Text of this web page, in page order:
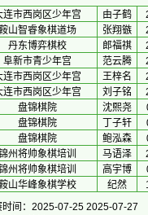
连市西岗区少年宫 由子鹤
山智睿象棋道场 张翔镞
丹东博弈棋校 郎福祺
阜新市青少年宫 范云腾
连市西岗区少年宫 王梓名
连市西岗区少年宫 刘子铭
盘锦棋院 沈熙尧
盘锦棋院 丁子轩
盘锦棋院 鲍泓森
州将帅象棋培训 马语泽
州将帅象棋培训 高宇博
山华峰象棋学校 纪然
时间：2025-07-25 2025-07-27